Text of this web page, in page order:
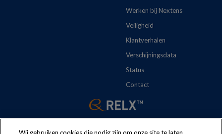
Werken bij Nextens
Veiligheid
Klantverhalen
Verschijningsdata
Status
Contact